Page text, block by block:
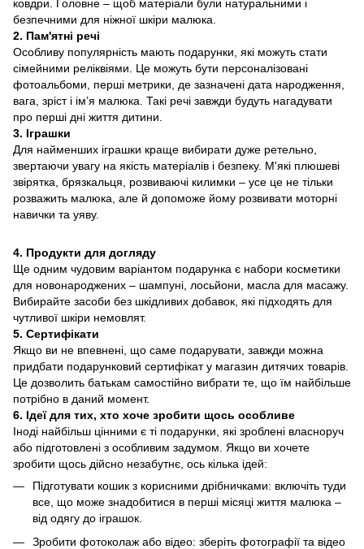
ковдри. Головне – щоб матеріали були натуральними і
безпечними для ніжної шкіри малюка.
2. Пам'ятні речі
Особливу популярність мають подарунки, які можуть стати
сімейними реліквіями. Це можуть бути персоналізовані
фотоальбоми, перші метрики, де зазначені дата народження,
вага, зріст і ім’я малюка. Такі речі завжди будуть нагадувати
про перші дні життя дитини.
3. Іграшки
Для найменших іграшки краще вибирати дуже ретельно,
звертаючи увагу на якість матеріалів і безпеку. М'які плюшеві
звірятка, брязкальця, розвиваючі килимки – усе це не тільки
розважить малюка, але й допоможе йому розвивати моторні
навички та уяву.
4. Продукти для догляду
Ще одним чудовим варіантом подарунка є набори косметики
для новонароджених – шампуні, лосьйони, масла для масажу.
Вибирайте засоби без шкідливих добавок, які підходять для
чутливої шкіри немовлят.
5. Сертифікати
Якщо ви не впевнені, що саме подарувати, завжди можна
придбати подарунковий сертифікат у магазин дитячих товарів.
Це дозволить батькам самостійно вибрати те, що їм найбільше
потрібно в даний момент.
6. Ідеї для тих, хто хоче зробити щось особливе
Іноді найбільш цінними є ті подарунки, які зроблені власноруч
або підготовлені з особливим задумом. Якщо ви хочете
зробити щось дійсно незабутнє, ось кілька ідей:
Підготувати кошик з корисними дрібничками: включіть туди
все, що може знадобитися в перші місяці життя малюка –
від одягу до іграшок.
Зробити фотоколаж або відео: зберіть фотографії та відео